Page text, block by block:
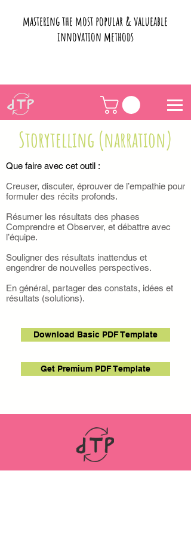
mastering the most popular & valueable
innovation methods
Storytelling (narration)
Que faire avec cet outil :
Creuser, discuter, éprouver de l’empathie pour
formuler des récits profonds.
Résumer les résultats des phases
Comprendre et Observer, et débattre avec
l’équipe.
Souligner des résultats inattendus et
engendrer de nouvelles perspectives.
En général, partager des constats, idées et
résultats (solutions).
Download Basic PDF Template
Get Premium PDF Template